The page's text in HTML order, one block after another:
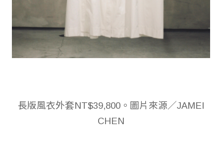
長版風衣外套NT$39,800。圖片來源／JAMEI
CHEN